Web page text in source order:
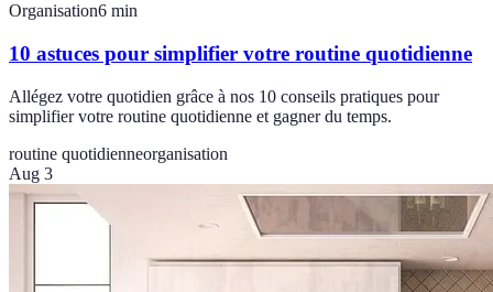
Organisation6 min
10 astuces pour simplifier votre routine quotidienne
Allégez votre quotidien grâce à nos 10 conseils pratiques pour
simplifier votre routine quotidienne et gagner du temps.
routine quotidienneorganisation
Aug 3